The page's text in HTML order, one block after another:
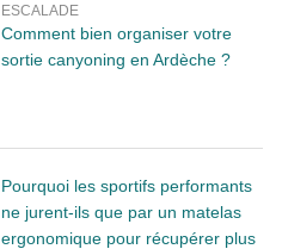
ESCALADE
Comment bien organiser votre
sortie canyoning en Ardèche ?
Pourquoi les sportifs performants
ne jurent-ils que par un matelas
ergonomique pour récupérer plus